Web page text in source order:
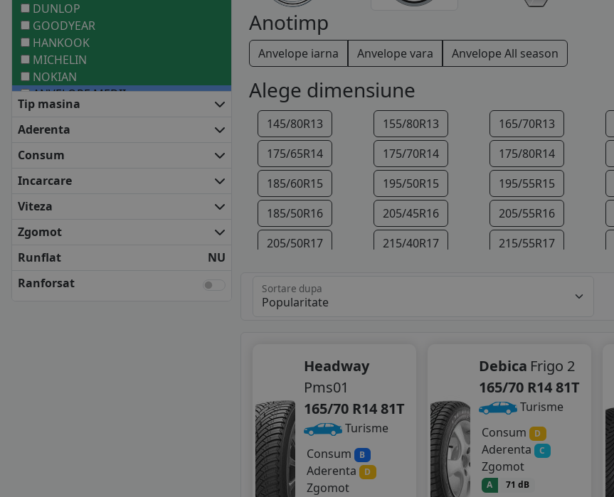
DUNLOP
GOODYEAR
HANKOOK
MICHELIN
NOKIAN
ANVELOPE MEDII
BARUM
BF GOODRICH
DEBICA
FALKEN
FULDA
KLEBER
MATADOR
NEXEN
Tip masina
Aderenta
Consum
Incarcare
Viteza
Zgomot
Runflat
NU
Ranforsat
Anotimp
Anvelope iarna Anvelope vara Anvelope All season
Alege dimensiune
145/80R13 155/80R13 165/70R13
175/65R14
175/70R14 175/80R14
185/60R15
195/50R15 195/55R15
185/50R16
205/45R16 205/55R16
205/50R17
215/40R17 215/55R17
235/50R19
Sortare dupa
Headway
Pms01
165/70 R14 81T
Turisme
Consum
B
Aderenta D
Zgomot
Debica Frigo 2
165/70 R14 81T
Turisme
Consum
D
Aderenta C
Zgomot
A 71 dB